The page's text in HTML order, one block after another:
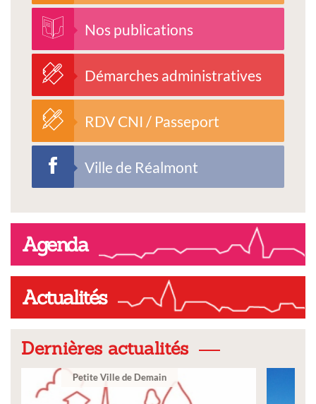
Nos publications
Démarches administratives
RDV CNI / Passeport
Ville de Réalmont
Agenda
Actualités
Dernières actualités